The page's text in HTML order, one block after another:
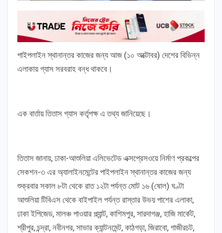
পাইপলাইন স্থানান্তর কাজের জন্য আজ (১০ অক্টোবর) দেশের বিভিন্ন
এলাকায় গ্যাস সরবরাহ বন্ধ থাকবে।
এক বার্তায় তিতাস গ্যাস কর্তৃপক্ষ এ তথ্য জানিয়েছে।
তিতাস জানায়, ঢাকা-আশুলিয়া এলিভেটেড এক্সপ্রেসওয়ে নির্মাণ প্রকল্পের
সেকশন-৩ এর অ্যালাইনমেন্টের পাইপলাইন স্থানান্তর কাজের জন্য
শুক্রবার সকাল ৮টা থেকে রাত ১২টা পর্যন্ত মোট ১৬ (ষোল) ঘণ্টা
আশুলিয়া টিবিএস থেকে বাইপাইল পর্যন্ত রাস্তার উভয় পাশের এলাকা,
ঢাকা ইপিজেড, মালঞ্চ পাওয়ার প্ল্যান্ট, কাশিমপুর, সারদাগঞ্জ, হাজি মার্কেট,
শ্রীপুর, চন্দ্রা, নবীনগর, সাভার ক্যান্টনমেন্ট, কাঠগড়া, জিরাবো, গাজীরচট,